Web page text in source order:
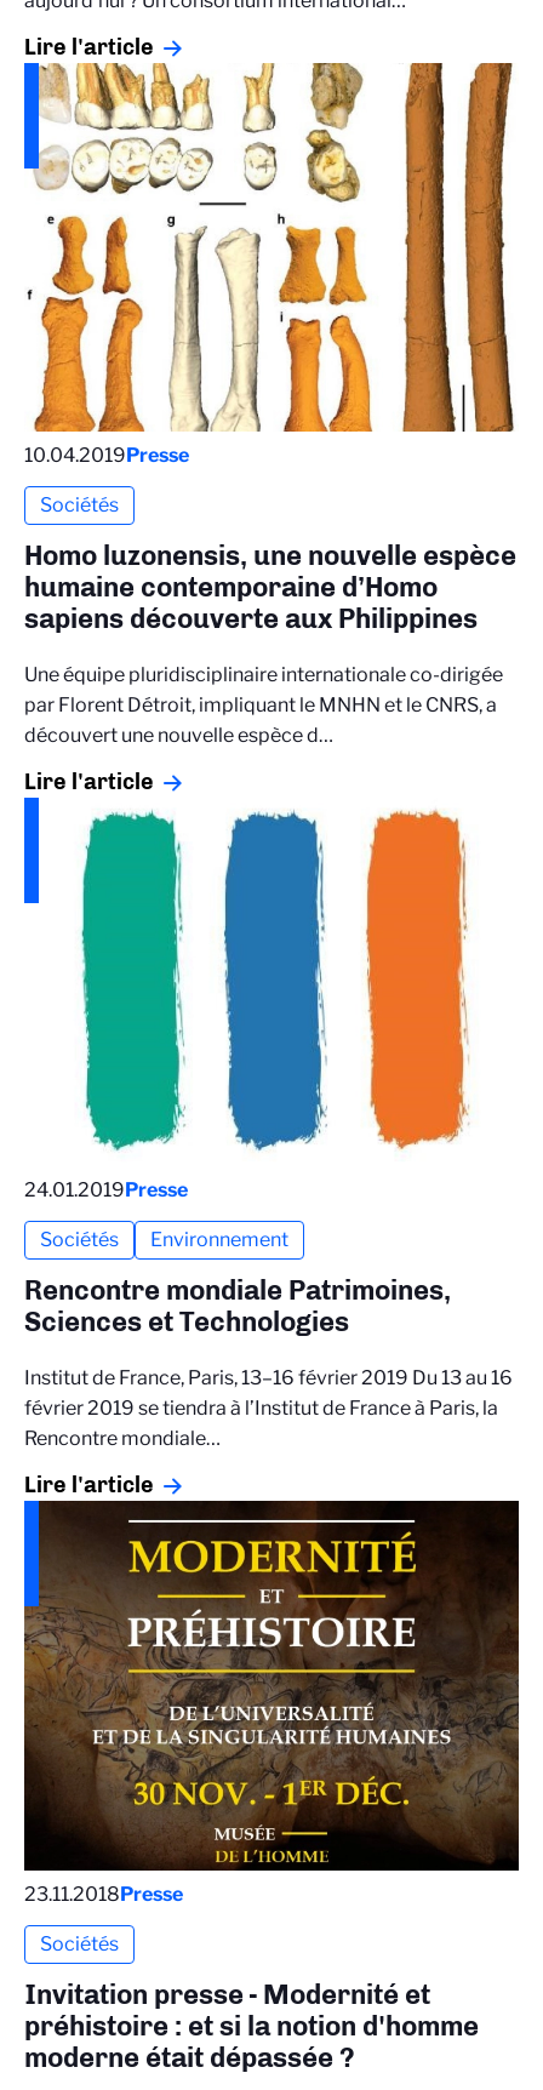
Lire l'article
10.04.2019Presse
Sociétés
Homo luzonensis, une nouvelle espèce
humaine contemporaine d’Homo
sapiens découverte aux Philippines
Une équipe pluridisciplinaire internationale co-dirigée
par Florent Détroit, impliquant le MNHN et le CNRS, a
découvert une nouvelle espèce d…
Lire l'article
24.01.2019Presse
Sociétés Environnement
Rencontre mondiale Patrimoines,
Sciences et Technologies
Institut de France, Paris, 13–16 février 2019 Du 13 au 16
février 2019 se tiendra à l’Institut de France à Paris, la
Rencontre mondiale…
Lire l'article
23.11.2018Presse
Sociétés
Invitation presse - Modernité et
préhistoire : et si la notion d'homme
moderne était dépassée ?